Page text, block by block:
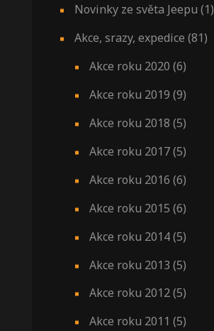
Novinky ze světa Jeepu (1)
Akce, srazy, expedice (81)
Akce roku 2020 (6)
Akce roku 2019 (9)
Akce roku 2018 (5)
Akce roku 2017(5)
Akce roku 2016 (6)
Akce roku 2015 (6)
Akce roku 2014(5)
Akce roku 2013 (5)
Akce roku 2012(5)
Akce roku 2011 (5)